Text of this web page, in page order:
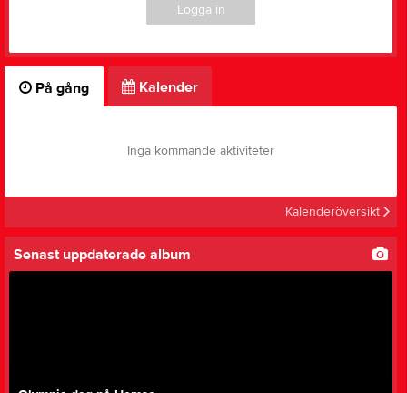
Logga in
På gång Kalender
Inga kommande aktiviteter
Kalenderöversikt
Senast uppdaterade album